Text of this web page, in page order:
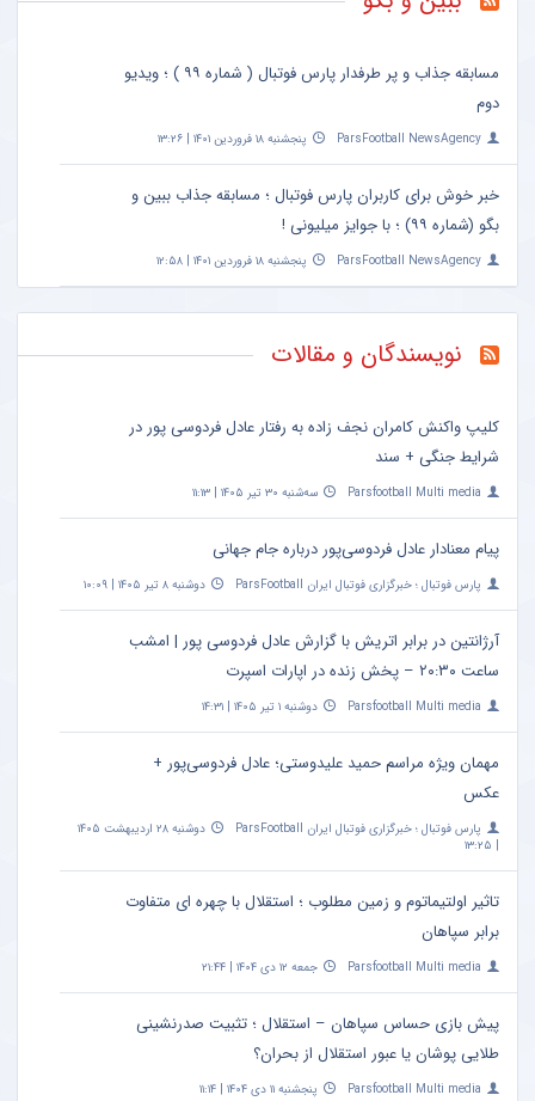
شروع
مسابقه جذاب و پر طرفدار پارس فوتبال ( شماره ۹۹ ) ؛ ویدیو
دوم
ParsFootball NewsAgency پنجشنبه ۱۸ فروردین ۱۴۰۱ | ۱۳:۲۶
خبر خوش برای کاربران پارس فوتبال ؛ مسابقه جذاب ببین و
بگو (شماره ۹۹) ؛ با جوایز میلیونی !
ParsFootball NewsAgency پنجشنبه ۱۸ فروردین ۱۴۰۱ | ۱۲:۵۸
نویسندگان و مقالات
کلیپ واکنش کامران نجف زاده به رفتار عادل فردوسی پور در
شرایط جنگی + سند
Parsfootball Multi media سه‌شنبه ۳۰ تیر ۱۴۰۵ | ۱۱:۱۳
پیام معنادار عادل فردوسی‌پور درباره جام جهانی
پارس فوتبال ؛ خبرگزاری فوتبال ایران ParsFootball دوشنبه ۸ تیر ۱۴۰۵ | ۱۰:۰۹
آرژانتین در برابر اتریش با گزارش عادل فردوسی پور | امشب
ساعت ۲۰:۳۰ – پخش زنده در اپارات اسپرت
Parsfootball Multi media دوشنبه ۱ تیر ۱۴۰۵ | ۱۴:۳۱
مهمان ویژه مراسم حمید علیدوستی؛ عادل فردوسی‌پور +
عکس
پارس فوتبال ؛ خبرگزاری فوتبال ایران ParsFootball
دوشنبه ۲۸ اردیبهشت ۱۴۰۵
| ۱۳:۲۵
تاثیر اولتیماتوم و زمین مطلوب ؛ استقلال با چهره ای متفاوت
برابر سپاهان
Parsfootball Multi media جمعه ۱۲ دی ۱۴۰۴ | ۲۱:۴۴
پیش بازی حساس سپاهان – استقلال ؛ تثبیت صدرنشینی
طلایی پوشان یا عبور استقلال از بحران؟
Parsfootball Multi media پنجشنبه ۱۱ دی ۱۴۰۴ | ۱۱:۱۴